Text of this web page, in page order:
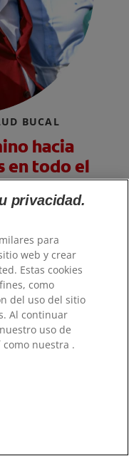
BUCAL
hacia
en todo el
tengan acceso a
bucal.
privacidad.
para
web y crear
Estas cookies
como
del uso del sitio
Al continuar
uso de
como nuestra .